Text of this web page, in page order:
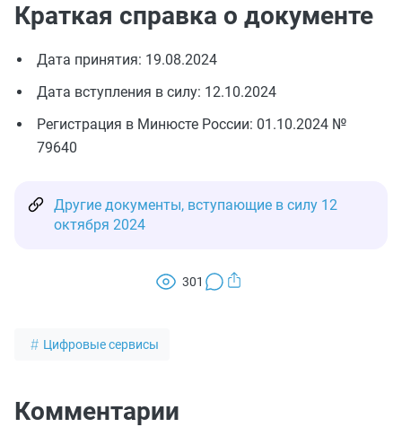
Краткая справка о документе
Дата принятия: 19.08.2024
Дата вступления в силу: 12.10.2024
Регистрация в Минюсте России: 01.10.2024 №
79640
Другие документы, вступающие в силу 12
октября 2024
301
Цифровые сервисы
Комментарии